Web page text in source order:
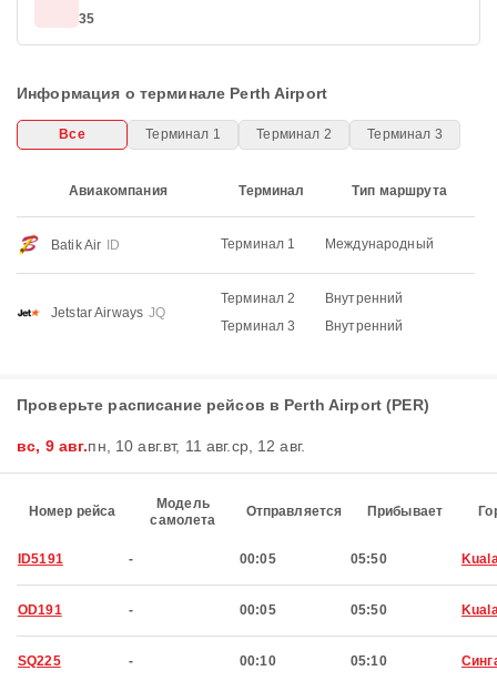
35
Информация о терминале Perth Airport
Все Терминал 1 Терминал 2 Терминал 3
Авиакомпания Терминал Тип маршрута
Batik Air ID Терминал 1 Международный
Jetstar Airways JQ
Терминал 2
Терминал 3
Внутренний
Внутренний
Проверьте расписание рейсов в Perth Airport (PER)
вс, 9 авг.пн, 10 авг.вт, 11 авг.ср, 12 авг.
Номер рейса
Модель
самолета
Отправляется Прибывает
ID5191 - 00:05 05:50
OD191 - 00:05 05:50
SQ225 - 00:10 05:10